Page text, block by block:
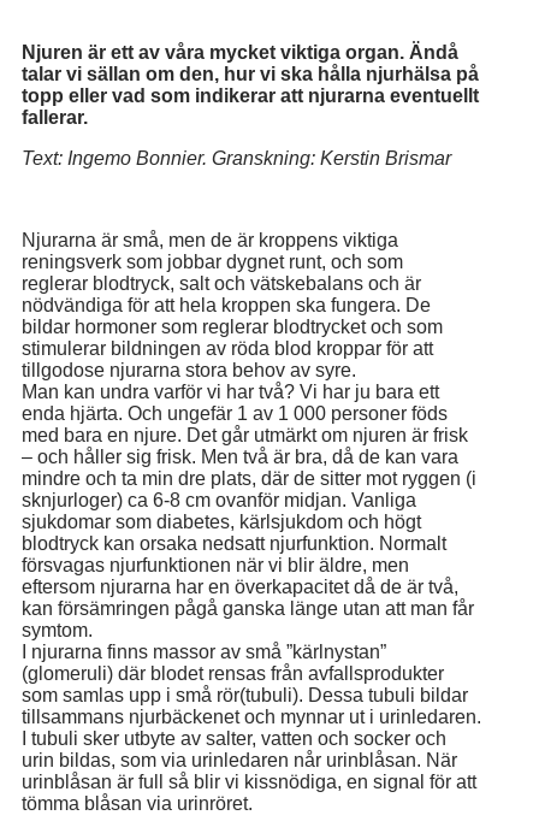
Njuren är ett av våra mycket viktiga organ. Ändå
talar vi sällan om den, hur vi ska hålla njurhälsa på
topp eller vad som indikerar att njurarna eventuellt
fallerar.
Text: Ingemo Bonnier. Granskning: Kerstin Brismar
Njurarna är små, men de är kroppens viktiga
reningsverk som jobbar dygnet runt, och som
reglerar blodtryck, salt och vätskebalans och är
nödvändiga för att hela kroppen ska fungera. De
bildar hormoner som reglerar blodtrycket och som
stimulerar bildningen av röda blod kroppar för att
tillgodose njurarna stora behov av syre.
Man kan undra varför vi har två? Vi har ju bara ett
enda hjärta. Och ungefär 1 av 1 000 personer föds
med bara en njure. Det går utmärkt om njuren är frisk
– och håller sig frisk. Men två är bra, då de kan vara
mindre och ta min dre plats, där de sitter mot ryggen (i
sknjurloger) ca 6-8 cm ovanför midjan. Vanliga
sjukdomar som diabetes, kärlsjukdom och högt
blodtryck kan orsaka nedsatt njurfunktion. Normalt
försvagas njurfunktionen när vi blir äldre, men
eftersom njurarna har en överkapacitet då de är två,
kan försämringen pågå ganska länge utan att man får
symtom.
I njurarna finns massor av små ”kärlnystan”
(glomeruli) där blodet rensas från avfallsprodukter
som samlas upp i små rör(tubuli). Dessa tubuli bildar
tillsammans njurbäckenet och mynnar ut i urinledaren.
I tubuli sker utbyte av salter, vatten och socker och
urin bildas, som via urinledaren når urinblåsan. När
urinblåsan är full så blir vi kissnödiga, en signal för att
tömma blåsan via urinröret.